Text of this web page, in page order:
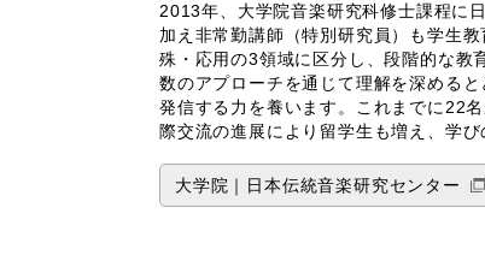
2013年、大学院音楽研究科修士課程に
加え非常勤講師（特別研究員）も学生
殊・応用の3領域に区分し、段階的な教
数のアプローチを通じて理解を深める
発信する力を養います。これまでに22
際交流の進展により留学生も増え、学
大学院｜日本伝統音楽研究センター